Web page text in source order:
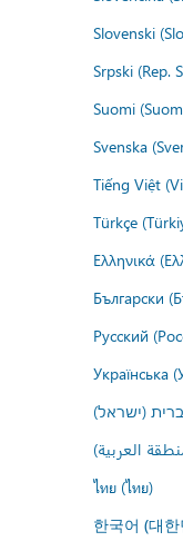
Slovenski
Srpski (Rep.
Suomi
Svenska
Tiếng Việt
Türkçe
Ελληνικά
Български
Русский
Українська
(ישראל)
العربية)
ไทย (ไทย)
한국어 (대